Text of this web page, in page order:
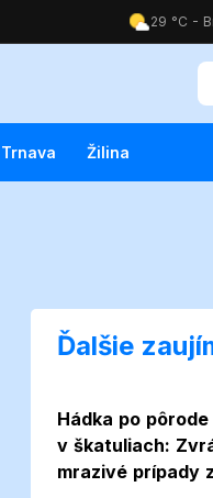
Trnava Žilina
Ďalšie
Hádka po
v škatuliach:
mrazivé prípady